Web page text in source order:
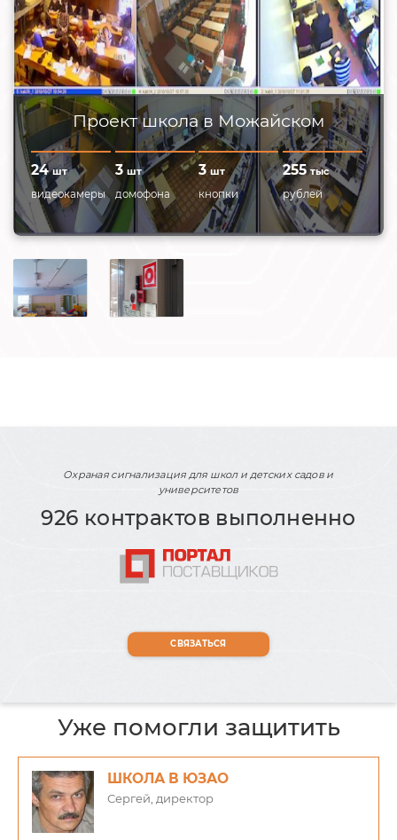
Проект школа в Можайском
24шт
видеокамеры
3 шт
домофона
3 шт
кнопки
255тыс
рублей
Охраная сигнализация для школ и детских садов и
университетов
926 контрактов выполненно
СВЯЗАТЬСЯ
Уже помогли защитить
ШКОЛА В ЮЗАО
Сергей, директор